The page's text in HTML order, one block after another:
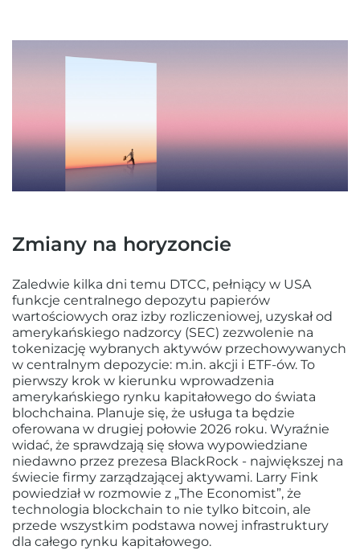
Zmiany na horyzoncie
Zaledwie kilka dni temu DTCC, pełniący w USA
funkcje centralnego depozytu papierów
wartościowych oraz izby rozliczeniowej, uzyskał od
amerykańskiego nadzorcy (SEC) zezwolenie na
tokenizację wybranych aktywów przechowywanych
w centralnym depozycie: m.in. akcji i ETF-ów. To
pierwszy krok w kierunku wprowadzenia
amerykańskiego rynku kapitałowego do świata
blochchaina. Planuje się, że usługa ta będzie
oferowana w drugiej połowie 2026 roku. Wyraźnie
widać, że sprawdzają się słowa wypowiedziane
niedawno przez prezesa BlackRock - największej na
świecie firmy zarządzającej aktywami. Larry Fink
powiedział w rozmowie z „The Economist”, że
technologia blockchain to nie tylko bitcoin, ale
przede wszystkim podstawa nowej infrastruktury
dla całego rynku kapitałowego.